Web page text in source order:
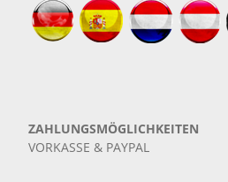
ZAHLUNGSMÖGLICHKEITEN
VORKASSE & PAYPAL